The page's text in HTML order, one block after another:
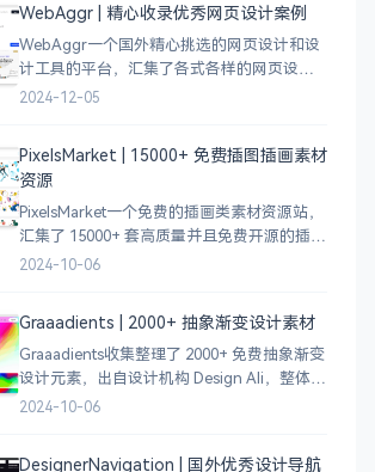
WebAggr | 精心收录优秀网页设计案例
WebAggr一个国外精心挑选的网页设计和设
计工具的平台，汇集了各式各样的网页设计
案例，涵盖个人博客、时尚、设计、机构、
计，应
2024-12-05
PixelsMarket | 15000+ 免费插图插画素材
资源
PixelsMarket一个免费的插画类素材资源站，
汇集了 15000+ 套高质量并且免费开源的插图
插画和图标资源。
2024-10-06
Graaadients | 2000+ 抽象渐变设计素材
Graaadients收集整理了 2000+ 免费抽象渐变
设计元素，出自设计机构 Design Ali，整体渐
变色比较鲜艳，更像是 AI 生成的元素，需要
2024-10-06
DesignerNavigation | 国外优秀设计导航